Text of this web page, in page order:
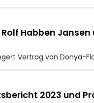
Habben
Vertrag von Donya-
2023 und